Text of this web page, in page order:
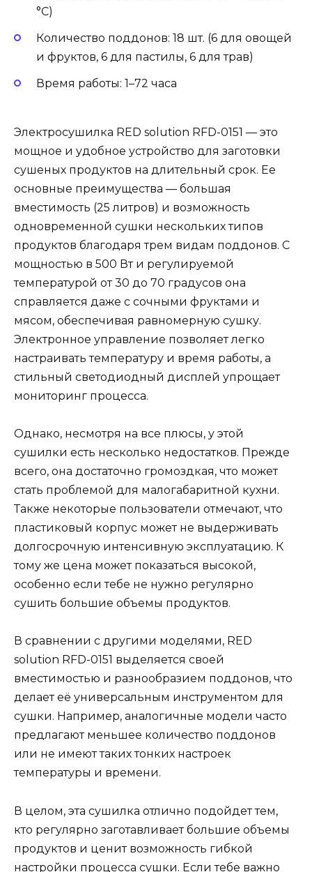
°C)
Количество поддонов: 18 шт. (6 для овощей
и фруктов, 6 для пастилы, 6 для трав)
Время работы: 1–72 часа
Электросушилка RED solution RFD-0151 — это
мощное и удобное устройство для заготовки
сушеных продуктов на длительный срок. Ее
основные преимущества — большая
вместимость (25 литров) и возможность
одновременной сушки нескольких типов
продуктов благодаря трем видам поддонов. С
мощностью в 500 Вт и регулируемой
температурой от 30 до 70 градусов она
справляется даже с сочными фруктами и
мясом, обеспечивая равномерную сушку.
Электронное управление позволяет легко
настраивать температуру и время работы, а
стильный светодиодный дисплей упрощает
мониторинг процесса.
Однако, несмотря на все плюсы, у этой
сушилки есть несколько недостатков. Прежде
всего, она достаточно громоздкая, что может
стать проблемой для малогабаритной кухни.
Также некоторые пользователи отмечают, что
пластиковый корпус может не выдерживать
долгосрочную интенсивную эксплуатацию. К
тому же цена может показаться высокой,
особенно если тебе не нужно регулярно
сушить большие объемы продуктов.
В сравнении с другими моделями, RED
solution RFD-0151 выделяется своей
вместимостью и разнообразием поддонов, что
делает её универсальным инструментом для
сушки. Например, аналогичные модели часто
предлагают меньшее количество поддонов
или не имеют таких тонких настроек
температуры и времени.
В целом, эта сушилка отлично подойдет тем,
кто регулярно заготавливает большие объемы
продуктов и ценит возможность гибкой
настройки процесса сушки. Если тебе важно